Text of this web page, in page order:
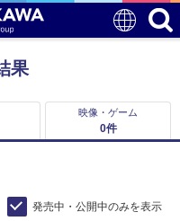
果
映像・ゲーム
0件
発売中・公開中のみを表示